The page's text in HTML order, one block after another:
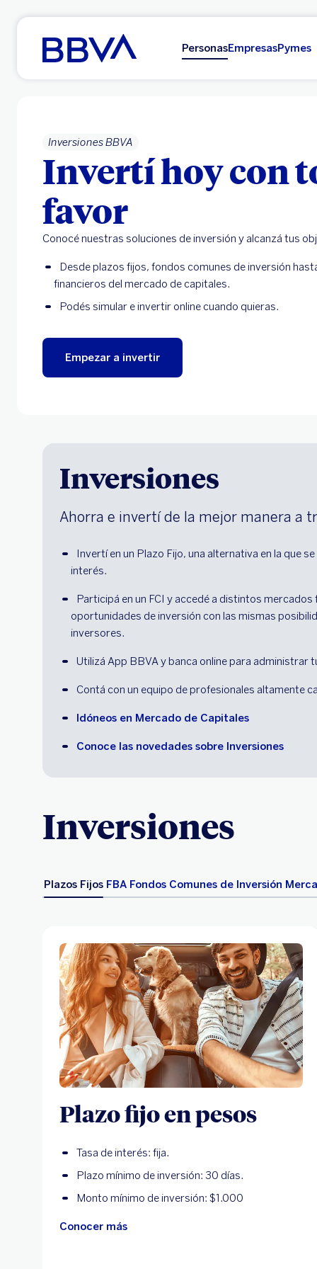
Ir al contenido principal
PersonasEmpresasPymes
Inversiones BBVA
Invertí hoy con
favor
Conocé nuestras soluciones de inversión y alcanzá tus
Desde plazos fijos, fondos comunes de inversión
financieros del mercado de capitales.
Podés simular e invertir online cuando quieras.
Empezar a invertir
Inversiones
Ahorra e invertí de la mejor manera a
Invertí en un Plazo Fijo, una alternativa en la que
interés.
Participá en un FCI y accedé a distintos
oportunidades de inversión con las mismas
inversores.
Utilizá App BBVA y banca online para administrar
Contá con un equipo de profesionales altamente
Idóneos en Mercado de Capitales
Conoce las novedades sobre Inversiones
Inversiones
Plazos Fijos FBA Fondos Comunes de Inversión
Plazo fijo en pesos
Tasa de interés: fija.
Plazo mínimo de inversión: 30 días.
Monto mínimo de inversión: $1.000
Conocer más